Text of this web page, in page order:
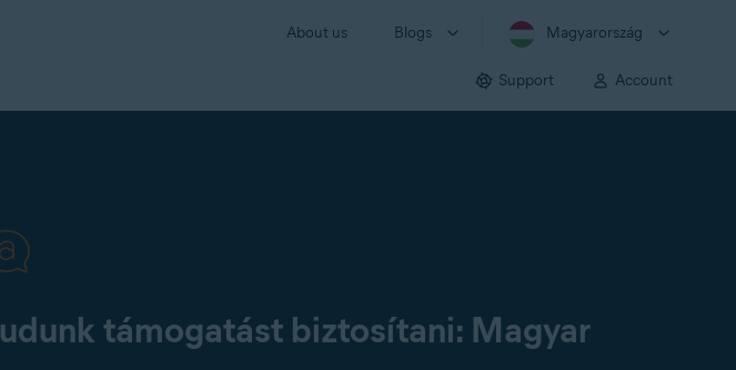
About us Blogs Magyarország
Support Account
támogatást biztosítani: Magyar